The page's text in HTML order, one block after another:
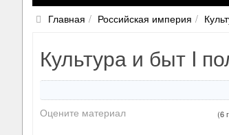
Главная Российская империя
Культура и быт I
Оцените материал (6